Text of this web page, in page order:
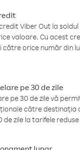
Viber Out la soldul
valoare. Cu acest
către orice număr din
pe 30 de zile
pe 30 de zile vă
către destinația
de zile la tarifele reduse